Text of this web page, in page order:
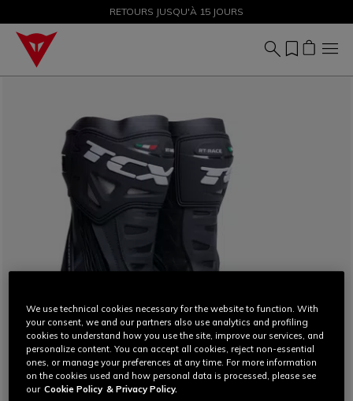
SOLDES JUSQU'À-50 % – ACHETEZ MAINTENANT
RETOURS JUSQU'À 15 JOURS
We use technical cookies necessary for the website to function. With
your consent, we and our partners also use analytics and profiling
cookies to understand how you use the site, improve our services, and
personalize content. You can accept all cookies, reject non-essential
ones, or manage your preferences at any time. For more information
on the cookies used and how personal data is processed, please see
our Cookie Policy & Privacy Policy.